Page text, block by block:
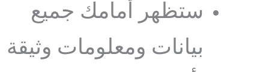
ستظهر أمامك جميع
بيانات ومعلومات وثيقة